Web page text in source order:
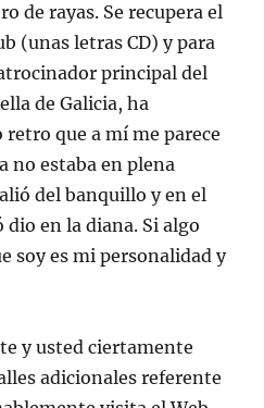
de rayas. Se recupera el
(unas letras CD) y para
principal del
de Galicia, ha
que a mí me parece
no estaba en plena
del banquillo y en el
en la diana. Si algo
soy es mi personalidad y
y usted ciertamente
adicionales referente